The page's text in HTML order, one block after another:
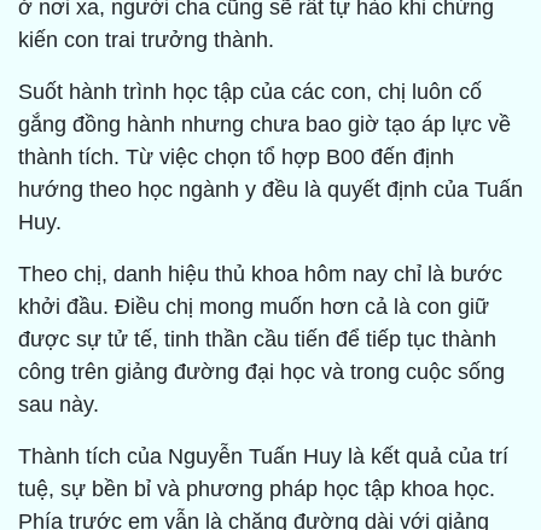
ở nơi xa, người cha cũng sẽ rất tự hào khi chứng
kiến con trai trưởng thành.
Suốt hành trình học tập của các con, chị luôn cố
gắng đồng hành nhưng chưa bao giờ tạo áp lực về
thành tích. Từ việc chọn tổ hợp B00 đến định
hướng theo học ngành y đều là quyết định của Tuấn
Huy.
Theo chị, danh hiệu thủ khoa hôm nay chỉ là bước
khởi đầu. Điều chị mong muốn hơn cả là con giữ
được sự tử tế, tinh thần cầu tiến để tiếp tục thành
công trên giảng đường đại học và trong cuộc sống
sau này.
Thành tích của Nguyễn Tuấn Huy là kết quả của trí
tuệ, sự bền bỉ và phương pháp học tập khoa học.
Phía trước em vẫn là chặng đường dài với giảng